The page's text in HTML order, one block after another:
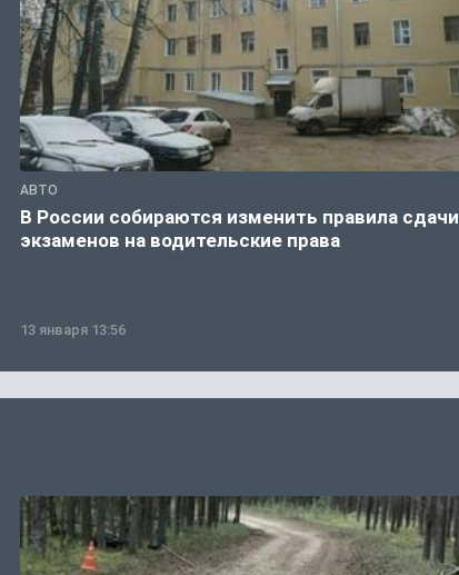
АВТО
В России собираются изменить правила сдачи
экзаменов на водительские права
13 января 13:56